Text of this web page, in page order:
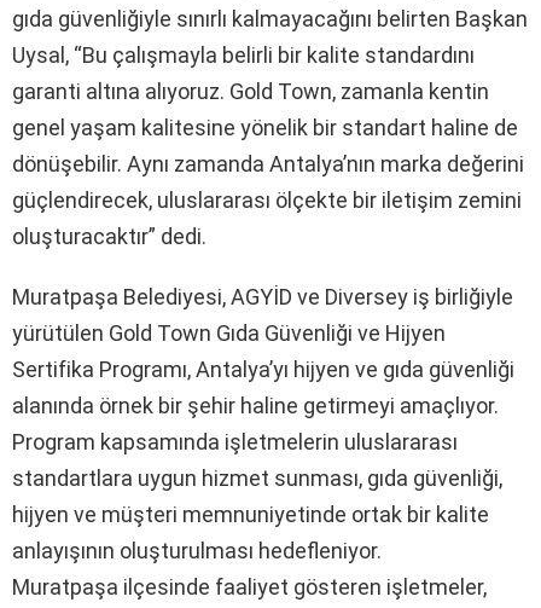
gıda güvenliğiyle sınırlı kalmayacağını belirten Başkan
Uysal, “Bu çalışmayla belirli bir kalite standardını
garanti altına alıyoruz. Gold Town, zamanla kentin
genel yaşam kalitesine yönelik bir standart haline de
dönüşebilir. Aynı zamanda Antalya’nın marka değerini
güçlendirecek, uluslararası ölçekte bir iletişim zemini
oluşturacaktır” dedi.
Muratpaşa Belediyesi, AGYİD ve Diversey iş birliğiyle
yürütülen Gold Town Gıda Güvenliği ve Hijyen
Sertifika Programı, Antalya’yı hijyen ve gıda güvenliği
alanında örnek bir şehir haline getirmeyi amaçlıyor.
Program kapsamında işletmelerin uluslararası
standartlara uygun hizmet sunması, gıda güvenliği,
hijyen ve müşteri memnuniyetinde ortak bir kalite
anlayışının oluşturulması hedefleniyor.
Muratpaşa ilçesinde faaliyet gösteren işletmeler,